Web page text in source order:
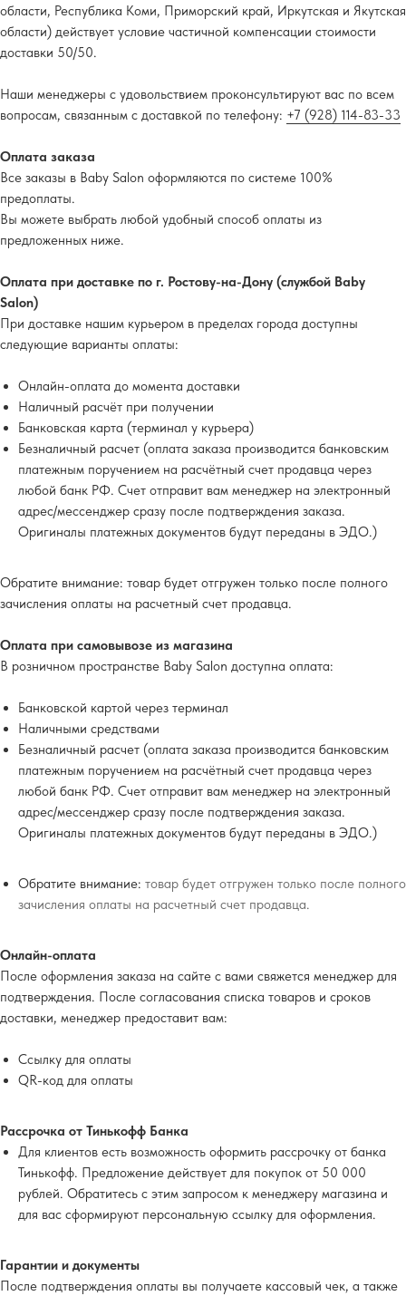
области, Республика Коми, Приморский край, Иркутская и Якутская
области) действует условие частичной компенсации стоимости
доставки 50/50.
Наши менеджеры с удовольствием проконсультируют вас по всем
вопросам, связанным с доставкой по телефону: +7 (928) 114-83-33
Оплата заказа
Все заказы в Baby Salon оформляются по системе 100%
предоплаты.
Вы можете выбрать любой удобный способ оплаты из
предложенных ниже.
Оплата при доставке по г. Ростову-на-Дону (службой Baby
Salon)
При доставке нашим курьером в пределах города доступны
следующие варианты оплаты:
Онлайн-оплата до момента доставки
Наличный расчёт при получении
Банковская карта (терминал у курьера)
Безналичный расчет (оплата заказа производится банковским
платежным поручением на расчётный счет продавца через
любой банк РФ. Счет отправит вам менеджер на электронный
адрес/мессенджер сразу после подтверждения заказа.
Оригиналы платежных документов будут переданы в ЭДО.)
Обратите внимание: товар будет отгружен только после полного
зачисления оплаты на расчетный счет продавца.
Оплата при самовывозе из магазина
В розничном пространстве Baby Salon доступна оплата:
Банковской картой через терминал
Наличными средствами
Безналичный расчет (оплата заказа производится банковским
платежным поручением на расчётный счет продавца через
любой банк РФ. Счет отправит вам менеджер на электронный
адрес/мессенджер сразу после подтверждения заказа.
Оригиналы платежных документов будут переданы в ЭДО.)
Обратите внимание: товар будет отгружен только после полного
зачисления оплаты на расчетный счет продавца.
Онлайн-оплата
После оформления заказа на сайте с вами свяжется менеджер для
подтверждения. После согласования списка товаров и сроков
доставки, менеджер предоставит вам:
Ссылку для оплаты
QR-код для оплаты
Рассрочка от Тинькофф Банка
Для клиентов есть возможность оформить рассрочку от банка
Тинькофф. Предложение действует для покупок от 50 000
рублей. Обратитесь с этим запросом к менеджеру магазина и
для вас сформируют персональную ссылку для оформления.
Гарантии и документы
После подтверждения оплаты вы получаете кассовый чек, а также